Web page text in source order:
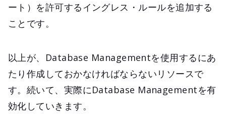
ート）を許可するイングレス・ルールを追加する
ことです。
以上が、Database Managementを使用するにあ
たり作成しておかなければならないリソースで
す。続いて、実際にDatabase Managementを有
効化していきます。